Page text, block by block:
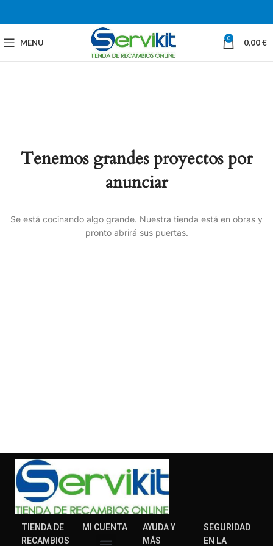
MENU 0 0,00€
Tenemos grandes proyectos por
anunciar
Se está cocinando algo grande. Nuestra tienda está en obras y
pronto abrirá sus puertas.
TIENDA DE
RECAMBIOS
MI CUENTA
AYUDA Y
MÁS
SEGURIDAD
EN LA